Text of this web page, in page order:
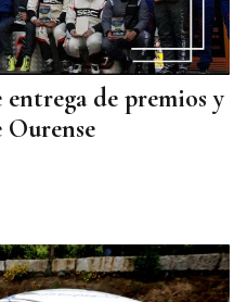
de premios y